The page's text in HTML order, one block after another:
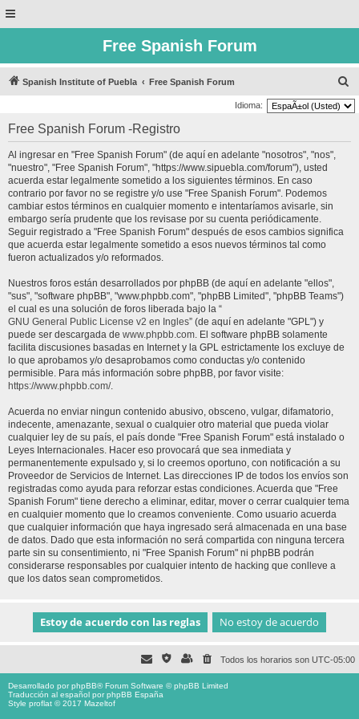
Free Spanish Forum
Spanish Institute of Puebla Free Spanish Forum
u
Idioma:
Free Spanish Forum -Registro
Al ingresar en "Free Spanish Forum" (de aquí en adelante "nosotros", "nos",
"nuestro", "Free Spanish Forum", "https://www.sipuebla.com/forum"), usted
acuerda estar legalmente sometido a los siguientes términos. En caso
contrario por favor no se registre y/o use "Free Spanish Forum". Podemos
cambiar estos términos en cualquier momento e intentaríamos avisarle, sin
embargo sería prudente que los revisase por su cuenta periódicamente.
Seguir registrado a "Free Spanish Forum" después de esos cambios significa
que acuerda estar legalmente sometido a esos nuevos términos tal como
fueron actualizados y/o reformados.
Nuestros foros están desarrollados por phpBB (de aquí en adelante "ellos",
"sus", "software phpBB", "www.phpbb.com", "phpBB Limited", "phpBB Teams")
el cual es una solución de foros liberada bajo la “
GNU General Public License v2 en Ingles” (de aquí en adelante "GPL") y
puede ser descargada de www.phpbb.com. El software phpBB solamente
facilita discusiones basadas en Internet y la GPL estrictamente los excluye de
lo que aprobamos y/o desaprobamos como conductas y/o contenido
permisible. Para más información sobre phpBB, por favor visite:
https://www.phpbb.com/.
Acuerda no enviar ningun contenido abusivo, obsceno, vulgar, difamatorio,
indecente, amenazante, sexual o cualquier otro material que pueda violar
cualquier ley de su país, el país donde "Free Spanish Forum" está instalado o
Leyes Internacionales. Hacer eso provocará que sea inmediata y
permanentemente expulsado y, si lo creemos oportuno, con notificación a su
Proveedor de Servicios de Internet. Las direcciones IP de todos los envíos son
registradas como ayuda para reforzar estas condiciones. Acuerda que "Free
Spanish Forum" tiene derecho a eliminar, editar, mover o cerrar cualquier tema
en cualquier momento que lo creamos conveniente. Como usuario acuerda
que cualquier información que haya ingresado será almacenada en una base
de datos. Dado que esta información no será compartida con ninguna tercera
parte sin su consentimiento, ni "Free Spanish Forum" ni phpBB podrán
considerarse responsables por cualquier intento de hacking que conlleve a
que los datos sean comprometidos.
Todos los horarios son UTC-05:00
Desarrollado porphpBB® Forum Software © phpBB Limited
Traducción al español porphpBB España
Style proflat © 2017 Mazeltof